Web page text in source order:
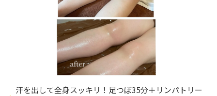
汗を出して全身スッキリ！足つぼ35分＋リンパトリー